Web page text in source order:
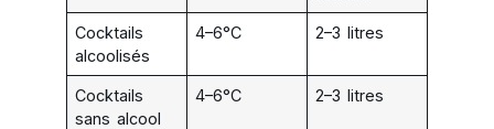
Cocktails
alcoolisés
4–6°C 2–3 litres
Cocktails
sans alcool
4–6°C 2–3 litres